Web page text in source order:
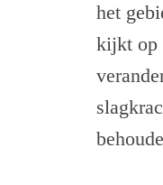
het
kijkt op